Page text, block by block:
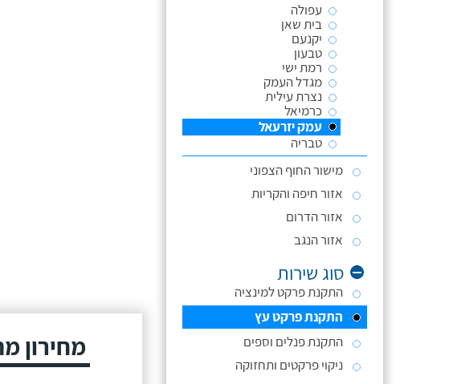
עפולה
בית שאן
יקנעם
טבעון
רמת ישי
מגדל העמק
נצרת עילית
כרמיאל
עמק יזרעאל
טבריה
מישור החוף הצפוני
אזור חיפה והקריות
אזור הדרום
אזור הנגב
סוג שירות
התקנת פרקט למינציה
התקנת פרקט עץ
התקנת פנלים וספים
ניקוי פרקטים ותחזוקה
מחירון